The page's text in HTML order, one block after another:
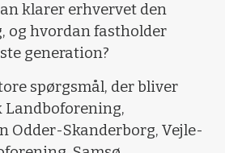
klarer erhvervet den
og hvordan fastholder
generation?
spørgsmål, der bliver
Odder-Skanderborg, Vejle-